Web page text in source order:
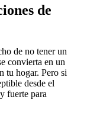
de
de no tener un
convierta en un
tu hogar. Pero si
desde el
fuerte para